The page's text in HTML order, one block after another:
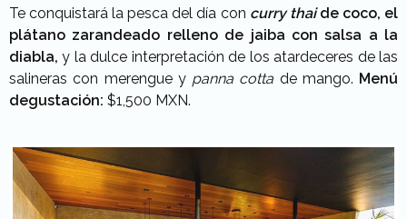
Te conquistará la pesca del día con curry thaide coco, el
plátano zarandeado relleno de jaiba con salsa a la
diabla, y la dulce interpretación de los atardeceres de las
salineras con merengue y panna cotta de mango. Menú
degustación: $1,500 MXN.